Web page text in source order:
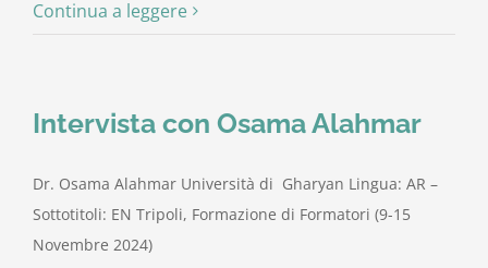
Continua a leggere
Intervista con Osama Alahmar
Dr. Osama Alahmar Università di Gharyan Lingua: AR –
Sottotitoli: EN Tripoli, Formazione di Formatori (9-15
Novembre 2024)